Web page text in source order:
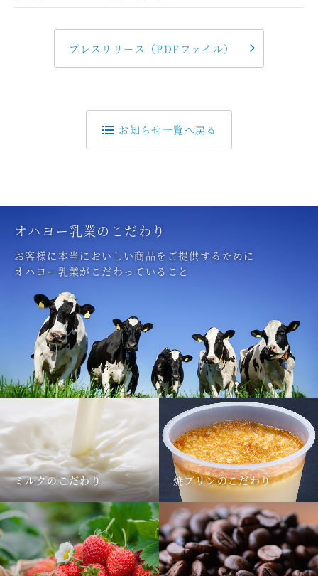
プレスリリース（PDFファイル）
お知らせ一覧へ戻る
オハヨー乳業のこだわり
お客様に本当においしい商品をご提供するために
オハヨー乳業がこだわっていること
ミルクのこだわり 焼プリンのこだわり